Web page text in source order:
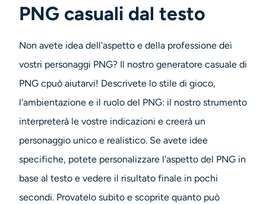
Strumenti video
Potenziatore video
Rimozione filigrana video
PNG casuali dal testo
Non avete idea dell'aspetto e della professione dei
vostri personaggi PNG? Il nostro generatore casuale di
PNG cpuò aiutarvi! Descrivete lo stile di gioco,
l'ambientazione e il ruolo del PNG: il nostro strumento
interpreterà le vostre indicazioni e creerà un
personaggio unico e realistico. Se avete idee
specifiche, potete personalizzare l'aspetto del PNG in
base al testo e vedere il risultato finale in pochi
secondi. Provatelo subito e scoprite quanto può